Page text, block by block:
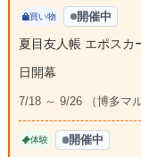
買い物 開催中
夏目友人帳 エポスカ
日開幕
7/18 ～ 9/26 （博多マ
体験 開催中